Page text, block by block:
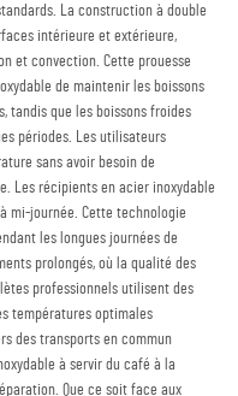
La construction à double
intérieure et extérieure,
et convection. Cette prouesse
de maintenir les boissons
tandis que les boissons froides
périodes. Les utilisateurs
sans avoir besoin de
Les récipients en acier inoxydable
mi-journée. Cette technologie
les longues journées de
prolongés, où la qualité des
professionnels utilisent des
températures optimales
des transports en commun
à servir du café à la
Que ce soit face aux